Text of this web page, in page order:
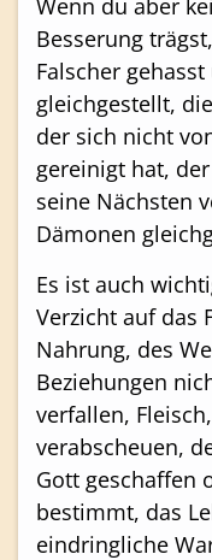
Wenn du aber
Besserung
Falscher
gleichgestellt,
der sich nicht
gereinigt hat,
seine Nächsten
Dämonen
Es ist auch
Verzicht auf das
Nahrung, des
Beziehungen
verfallen,
verabscheuen,
Gott geschaffen
bestimmt, das
eindringliche